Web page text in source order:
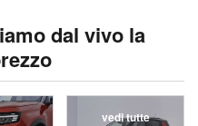
dal vivo la
vedi tutte